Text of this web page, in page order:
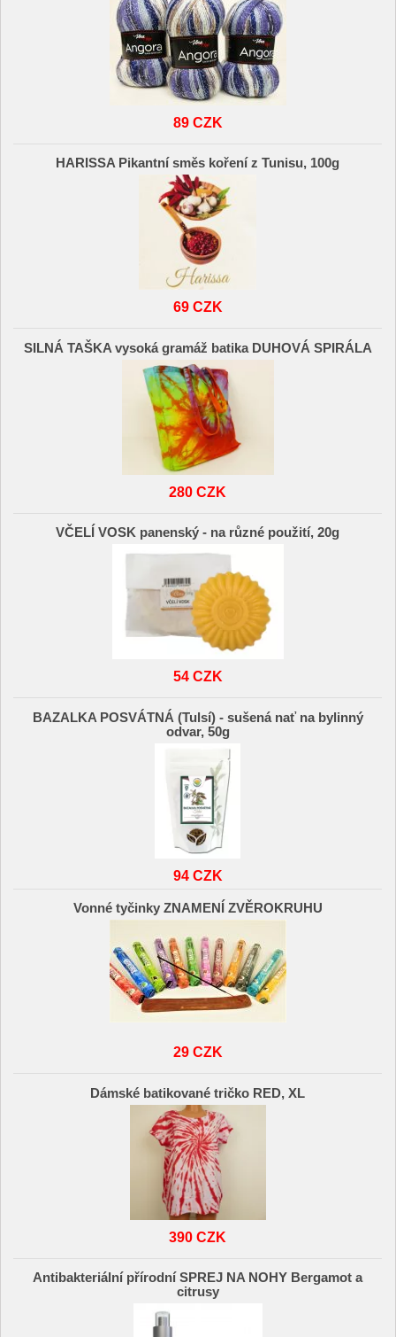
89 CZK
HARISSA Pikantní směs koření z Tunisu, 100g
69 CZK
SILNÁ TAŠKA vysoká gramáž batika DUHOVÁ SPIRÁLA
280 CZK
VČELÍ VOSK panenský - na různé použití, 20g
54 CZK
BAZALKA POSVÁTNÁ (Tulsí) - sušená nať na bylinný
odvar, 50g
94 CZK
Vonné tyčinky ZNAMENÍ ZVĚROKRUHU
29 CZK
Dámské batikované tričko RED, XL
390 CZK
Antibakteriální přírodní SPREJ NA NOHY Bergamot a
citrusy